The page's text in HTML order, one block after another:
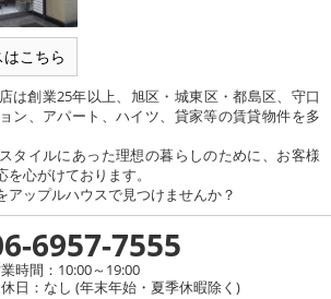
こちら
は創業25年以上、旭区・城東区・都島区、守口
ン、アパート、ハイツ、貸家等の賃貸物件を多
タイルにあった理想の暮らしのために、お客様
心がけております。
アップルハウスで見つけませんか？
6957-7555
時間：10:00～19:00
日：なし (年末年始・夏季休暇除く)